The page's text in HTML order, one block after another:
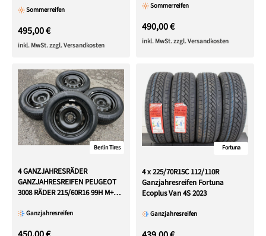
Sommerreifen
495,00 €
inkl. MwSt. zzgl. Versandkosten
Sommerreifen
490,00 €
inkl. MwSt. zzgl. Versandkosten
Berlin Tires
4 GANZJAHRESRÄDER
GANZJAHRESREIFEN PEUGEOT
3008 RÄDER 215/60R16 99H M+S
Ganzjahresreifen
Fortuna
4 x 225/70R15C 112/110R
Ganzjahresreifen Fortuna
Ecoplus Van 4S 2023
Ganzjahresreifen